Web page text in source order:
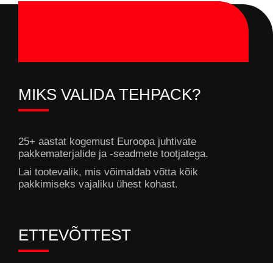
MIKS VALIDA TEHPACK?
25+ aastat kogemust Euroopa juhtivate
pakkematerjalide ja -seadmete tootjatega.
Lai tootevalik, mis võimaldab võtta kõik
pakkimiseks vajaliku ühest kohast.
ETTEVÕTTEST